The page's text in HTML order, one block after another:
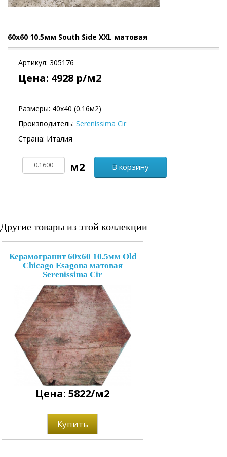
60x60 10.5мм South Side XXL матовая
Артикул: 305176
Цена: 4928 р/м2
Размеры: 40х40 (0.16м2)
Производитель: Serenissima Cir
Страна: Италия
В корзину
Другие товары из этой коллекции
Керамогранит 60x60 10.5мм Old
Chicago Esagona матовая
Serenissima Cir
Цена: 5822/м2
Купить